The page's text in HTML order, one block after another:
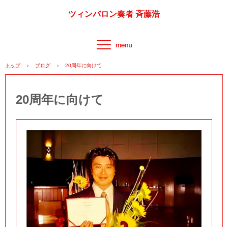
ツィンバロン奏者 斉藤浩
トップ › ブログ › 20周年に向けて
20周年に向けて